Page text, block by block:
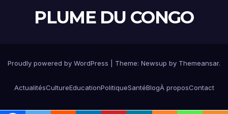
PLUME DU CONGO
Proudly powered by WordPress Theme: Newsup by Themeansar.
ActualitésCultureEducationPolitiqueSantéBlogÀ proposContact